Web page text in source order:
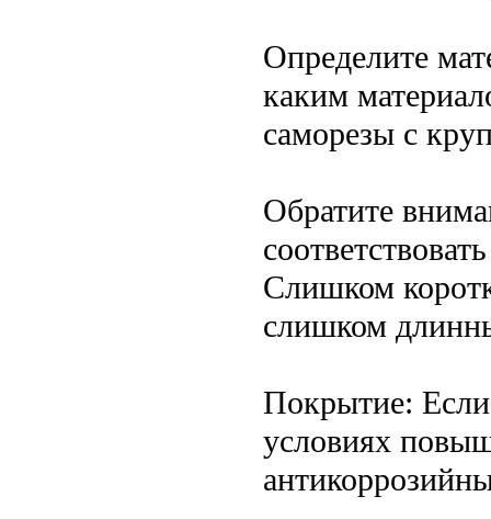
Определите
каким
саморезы с
Обратите
Слишком
слишком
Покрытие: Если
условиях